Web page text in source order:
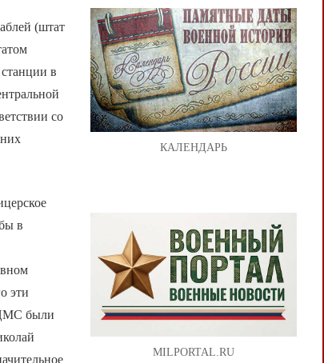
(штат
в
со
в
эти
ЦМС были
КАЛЕНДАРЬ
MILPORTAL.RU